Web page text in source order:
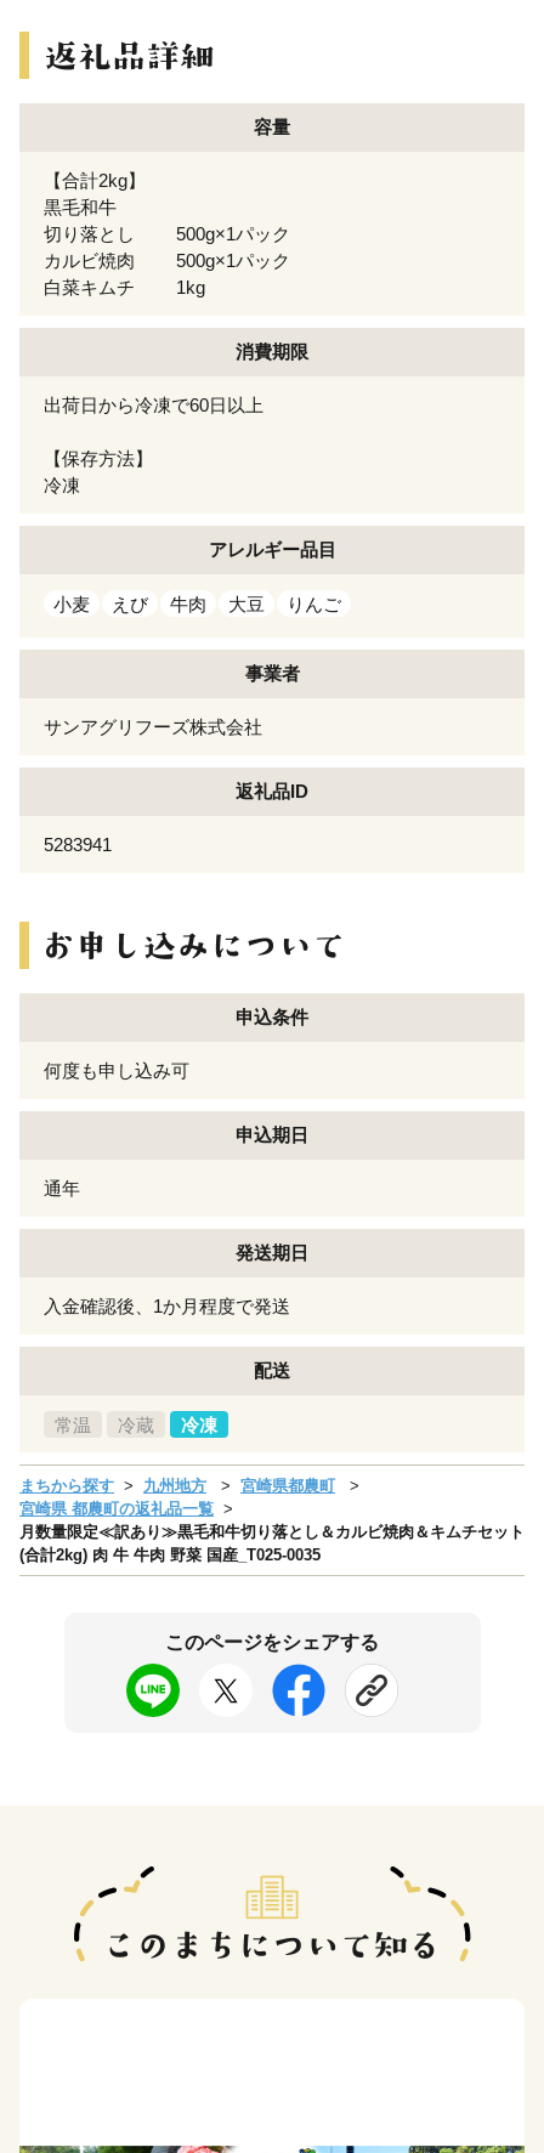
容量
【合計2kg】
黒毛和牛
切り落とし 500g×1パック
カルビ焼肉 500g×1パック
白菜キムチ 1kg
消費期限
出荷日から冷凍で60日以上
【保存方法】
冷凍
アレルギー品目
小麦 えび 牛肉 大豆 りんご
事業者
サンアグリフーズ株式会社
返礼品ID
5283941
申込条件
何度も申し込み可
申込期日
通年
発送期日
入金確認後、1か月程度で発送
配送
常温 冷蔵 冷凍
まちから探す 九州地方
宮崎県都農町
宮崎県 都農町の返礼品一覧
月数量限定≪訳あり≫黒毛和牛切り落とし＆カルビ焼肉＆キムチセット
(合計2kg) 肉 牛 牛肉 野菜 国産_T025-0035
このページをシェアする